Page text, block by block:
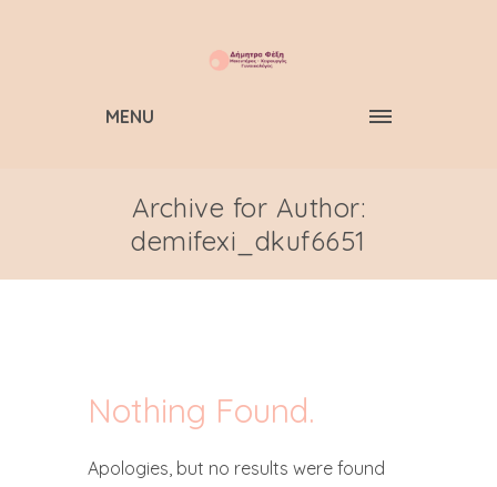
MENU
Archive for Author:
demifexi_dkuf6651
Nothing Found.
Apologies, but no results were found